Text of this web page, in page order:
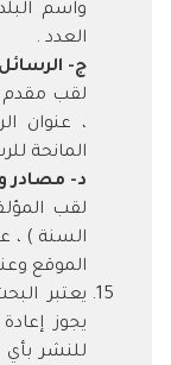
واسم
العدد .
ج-
لقب مقدم
، عنوان
المانحة
د- مصادر
لقب
السنة ) ،
الموقع
يعتبر
يجوز
للنشر